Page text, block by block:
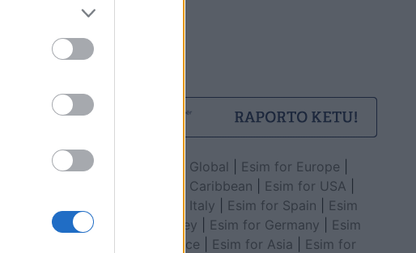
Esim for Global Esim for Europe
Esim for Caribbean
Esim for USA
Esim for Italy
Esim for Spain
Esim
for Turkey
Esim for Germany
Esim
for Greece
Esim for Asia
Esim for